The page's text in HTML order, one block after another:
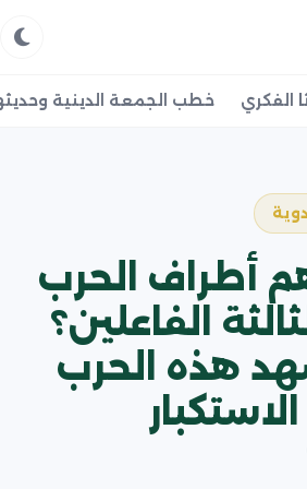
الفكري خطب الجمعة الدينية
هم أطراف الحرب
الفاعلين؟
هذه الحرب